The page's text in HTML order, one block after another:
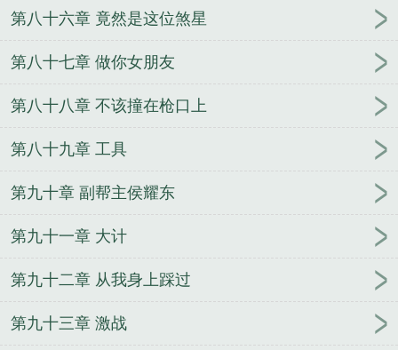
第八十六章 竟然是这位煞星
第八十七章 做你女朋友
第八十八章 不该撞在枪口上
第八十九章 工具
第九十章 副帮主侯耀东
第九十一章 大计
第九十二章 从我身上踩过
第九十三章 激战